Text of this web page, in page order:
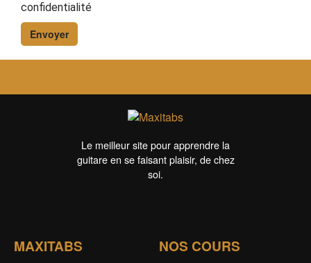
confidentialité
Le meilleur site pour apprendre la
guitare en se faisant plaisir, de chez
soi.
MAXITABS NOS COURS